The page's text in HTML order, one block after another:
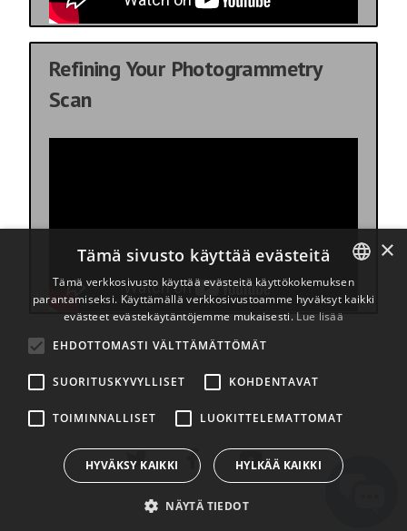
Refining Your Photogrammetry
Scan
ENGLISH
DANISH
DUTCH
ESTONIAN
×
Tämä sivusto käyttää evästeitä
Tämä verkkosivusto käyttää evästeitä käyttökokemuksen
parantamiseksi. Käyttämällä verkkosivustoamme hyväksyt kaikki
evästeet evästekäytäntöjemme mukaisesti. Lue lisää
EHDOTTOMASTI VÄLTTÄMÄTTÖMÄT
SUORITUSKYVYLLISET KOHDENTAVAT
TOIMINNALLISET LUOKITTELEMATTOMAT
HYVÄKSY KAIKKI HYLKÄÄ KAIKKI
NÄYTÄ TIEDOT